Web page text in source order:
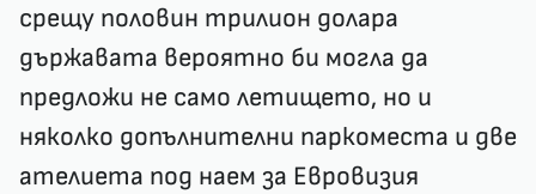
срещу половин трилион долара
държавата вероятно би могла да
предложи не само летището, но и
няколко допълнителни паркоместа и две
ателиета под наем за Евровизия